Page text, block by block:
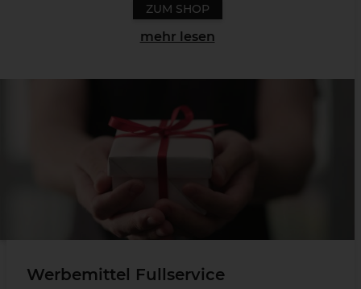
ZUM SHOP
mehr lesen
Werbemittel Fullservice